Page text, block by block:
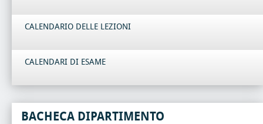
CALENDARIO DELLE LEZIONI
CALENDARI DI ESAME
BACHECA DIPARTIMENTO